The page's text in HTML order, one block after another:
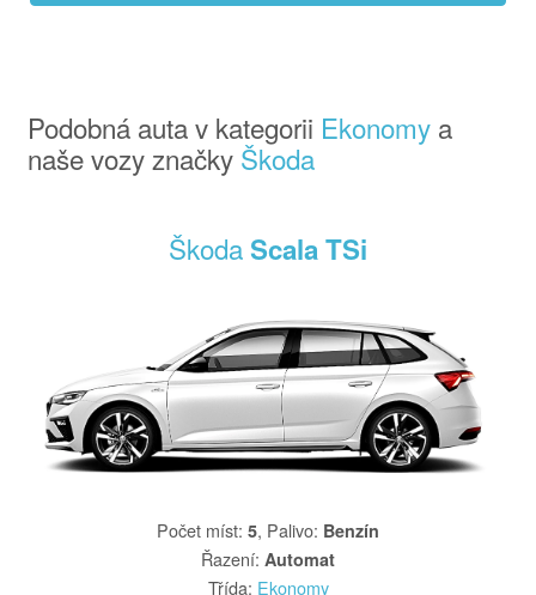
Podobná auta v kategorii Ekonomy a
naše vozy značky Škoda
Škoda Scala TSi
Počet míst: 5, Palivo: Benzín
Řazení: Automat
Třída: Ekonomy